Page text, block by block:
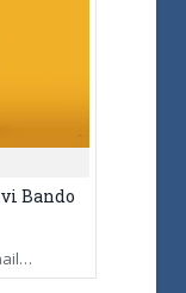
Bando